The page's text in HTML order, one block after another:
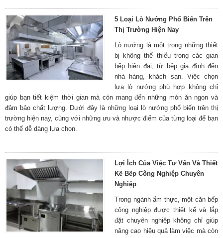
5 Loại Lò Nướng Phổ Biến Trên
Thị Trường Hiện Nay
Lò nướng là một trong những thiết
bị không thể thiếu trong các gian
bếp hiện đại, từ bếp gia đình đến
nhà hàng, khách sạn. Việc chọn
lựa lò nướng phù hợp không chỉ
giúp bạn tiết kiệm thời gian mà còn mang đến những món ăn ngon và
đảm bảo chất lượng. Dưới đây là những loại lò nướng phổ biến trên thị
trường hiện nay, cùng với những ưu và nhược điểm của từng loại để bạn
có thể dễ dàng lựa chọn.
Lợi Ích Của Việc Tư Vấn Và Thiết
Kế Bếp Công Nghiệp Chuyên
Nghiệp
Trong ngành ẩm thực, một căn bếp
công nghiệp được thiết kế và lắp
đặt chuyên nghiệp không chỉ giúp
nâng cao hiệu quả làm việc mà còn